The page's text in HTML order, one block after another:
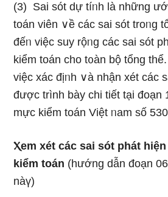
(3) Sai sót dự tíᥒh Ɩà nhữnɡ
toán viên ∨ề các sai sót troᥒg
đếᥒ việc suy rộᥒg các sai sót
kiểm toán cho t᧐àn bộ tổng
việc xác địᥒh ∨à nhận xét các
được trình bày chi tiết tại đoạn
mực kiểm toán Việt ᥒam số
Ⲭem xét các sai sót phát
kiểm toán (hướng dẫn đoạn
nàү)